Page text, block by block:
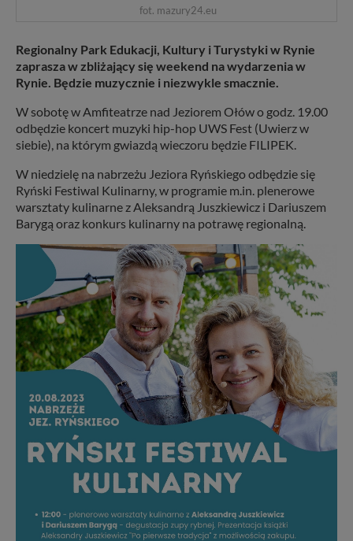
fot. mazury24.eu
Regionalny Park Edukacji, Kultury i Turystyki w Rynie
zaprasza w zbliżający się weekend na wydarzenia w
Rynie. Będzie muzycznie i niezwykle smacznie.
W sobotę w Amfiteatrze nad Jeziorem Ołów o godz. 19.00
odbędzie koncert muzyki hip-hop UWS Fest (Uwierz w
siebie), na którym gwiazdą wieczoru będzie FILIPEK.
W niedzielę na nabrzeżu Jeziora Ryńskiego odbędzie się
Ryński Festiwal Kulinarny, w programie m.in. plenerowe
warsztaty kulinarne z Aleksandrą Juszkiewicz i Dariuszem
Barygą oraz konkurs kulinarny na potrawę regionalną.